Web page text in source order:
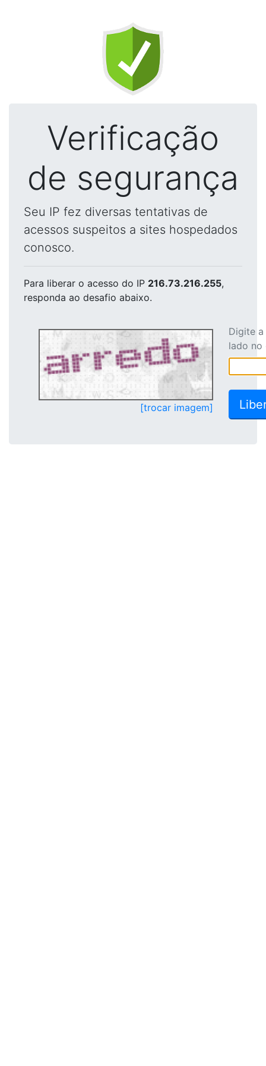
Verificação
de segurança
Seu IP fez diversas tentativas de
acessos suspeitos a sites hospedados
conosco.
Para liberar o acesso do IP 216.73.216.255,
responda ao desafio abaixo.
[trocar imagem]
Digite
lado no